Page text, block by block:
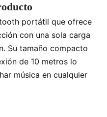
portátil que ofrece
con una sola carga
Su tamaño compacto
de 10 metros lo
música en cualquier